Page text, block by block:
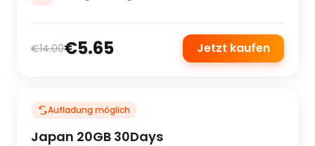
€14.00€5.65 Jetzt kaufen
Aufladung möglich
Japan 20GB 30Days